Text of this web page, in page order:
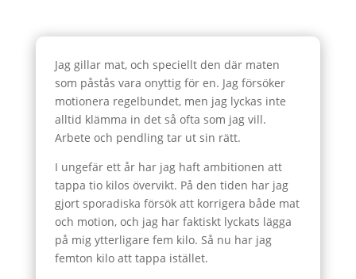
Jag gillar mat, och speciellt den där maten
som påstås vara onyttig för en. Jag försöker
motionera regelbundet, men jag lyckas inte
alltid klämma in det så ofta som jag vill.
Arbete och pendling tar ut sin rätt.
I ungefär ett år har jag haft ambitionen att
tappa tio kilos övervikt. På den tiden har jag
gjort sporadiska försök att korrigera både mat
och motion, och jag har faktiskt lyckats lägga
på mig ytterligare fem kilo. Så nu har jag
femton kilo att tappa istället.